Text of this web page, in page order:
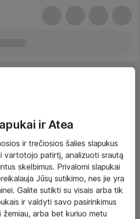
verslui
ir Atea
ir trečiosios šalies slapukus
vartotojo patirtį, analizuoti srautą
skelbimus. Privalomi slapukai
Jūsų sutikimo, nes jie yra
Galite sutikti su visais arba tik
ir valdyti savo pasirinkimus
žemiau, arba bet kuriuo metu